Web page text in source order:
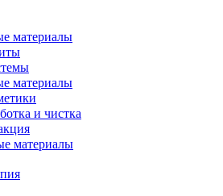
материалы
материалы
и чистка
материалы